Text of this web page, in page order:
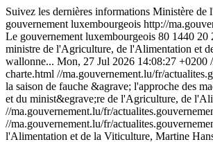
Suivez les dernières informations Ministère
gouvernement luxembourgeois http://
Le gouvernement luxembourgeois 80 1440 20
ministre de l'Agriculture, de l'Alimentation et
wallonne... Mon, 27 Jul 2026 14:08:27 +0200
charte.html //ma.gouvernement.lu/fr/
la saison de fauche &agrave; l'approche des
et du minist&egrave;re de l'Agriculture, de
//ma.gouvernement.lu/fr/
//ma.gouvernement.lu/fr/
l'Alimentation et de la Viticulture, Martine